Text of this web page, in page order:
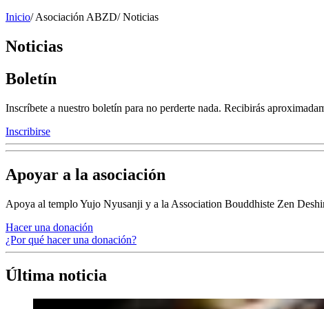
Inicio/ Asociación ABZD/ Noticias
Noticias
Boletín
Inscríbete a nuestro boletín para no perderte nada. Recibirás
Inscribirse
Apoyar a la asociación
Apoya al templo Yujo Nyusanji y a la Association Bouddhiste Zen
Hacer una donación
¿Por qué hacer una donación?
Última noticia